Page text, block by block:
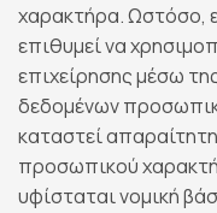
χαρακτήρα. Ωστόσο,
επιθυμεί να
επιχείρησης μέσω
δεδομένων
καταστεί
προσωπικού
υφίσταται νομική